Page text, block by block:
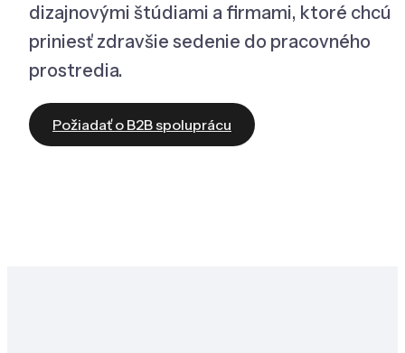
dizajnovými štúdiami a firmami, ktoré chcú
priniesť zdravšie sedenie do pracovného
prostredia.
Požiadať o B2B spoluprácu